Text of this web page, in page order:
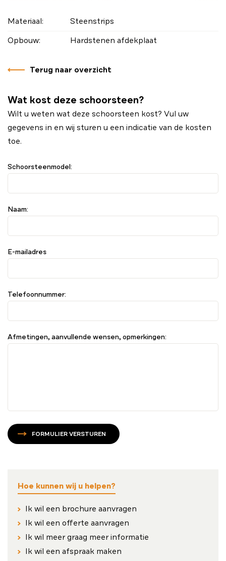
Materiaal:
Steenstrips
Opbouw:
Hardstenen afdekplaat
Terug naar overzicht
Wat kost deze schoorsteen?
Wilt u weten wat deze schoorsteen kost? Vul uw
gegevens in en wij sturen u een indicatie van de kosten
toe.
Schoorsteenmodel:
Naam:
E-mailadres
Telefoonnummer:
Afmetingen, aanvullende wensen, opmerkingen:
FORMULIER VERSTUREN
Hoe kunnen wij u helpen?
Ik wil een brochure aanvragen
Ik wil een offerte aanvragen
Ik wil meer graag meer informatie
Ik wil een afspraak maken